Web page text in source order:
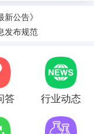
新公告》
发布规范
答 行业动态